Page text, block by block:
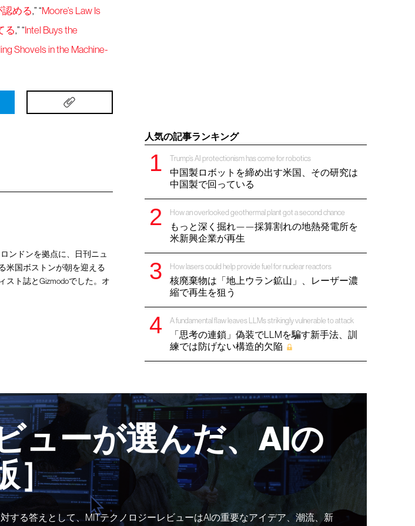
める,” “Moore’s Law Is
る,” “Intel Buys the
Shovels in the Machine-
人気の記事ランキング
Trump’s AI protectionism has come for robotics
中国製ロボットを締め出す米国、その研究は
中国製で回っている
How an overlooked geothermal plant got a second chance
もっと深く掘れ——採算割れの地熱発電所を
米新興企業が再生
How lasers could help provide fuel for nuclear reactors
核廃棄物は「地上ウラン鉱山」、レーザー濃
縮で再生を狙う
A fundamental flaw leaves LLMs strikingly vulnerable to attack
「思考の連鎖」偽装でLLMを騙す新手法、訓
練では防げない構造的欠陥
ンドンを拠点に、日刊ニュ
米国ボストンが朝を迎える
ト誌とGizmodoでした。オ
ューが選んだ、AIの
］
する答えとして、MITテクノロジーレビューはAIの重要なアイデア、潮流、新